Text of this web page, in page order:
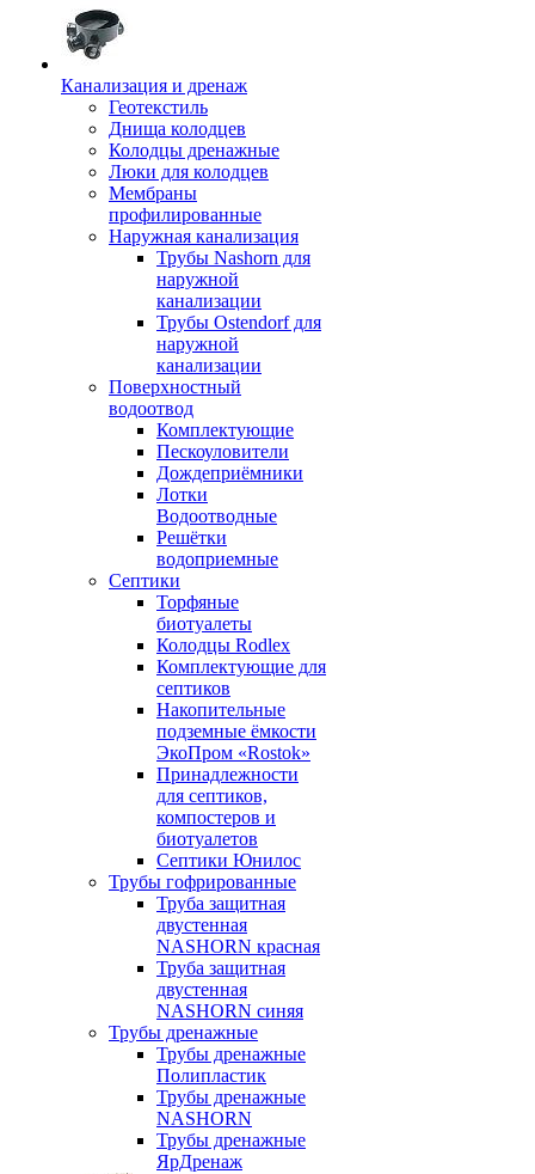
Канализация и дренаж
Геотекстиль
Днища колодцев
Колодцы дренажные
Люки для колодцев
Мембраны
профилированные
Наружная канализация
Трубы Nashorn для
наружной
канализации
Трубы Ostendorf для
наружной
канализации
Поверхностный
водоотвод
Комплектующие
Пескоуловители
Дождеприёмники
Лотки
Водоотводные
Решётки
водоприемные
Септики
Торфяные
биотуалеты
Колодцы Rodlex
Комплектующие для
септиков
Накопительные
подземные ёмкости
ЭкоПром «Rostok»
Принадлежности
для септиков,
компостеров и
биотуалетов
Септики Юнилос
Трубы гофрированные
Труба защитная
двустенная
NASHORN красная
Труба защитная
двустенная
NASHORN синяя
Трубы дренажные
Трубы дренажные
Полипластик
Трубы дренажные
NASHORN
Трубы дренажные
ЯрДренаж